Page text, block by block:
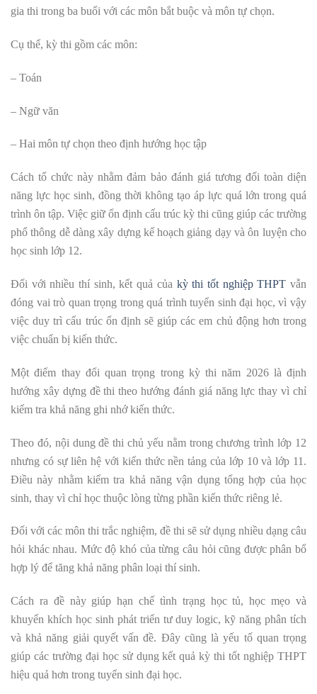
gia thi trong ba buổi với các môn bắt buộc và môn tự chọn.
Cụ thể, kỳ thi gồm các môn:
– Toán
– Ngữ văn
– Hai môn tự chọn theo định hướng học tập
Cách tổ chức này nhằm đảm bảo đánh giá tương đối toàn diện
năng lực học sinh, đồng thời không tạo áp lực quá lớn trong quá
trình ôn tập. Việc giữ ổn định cấu trúc kỳ thi cũng giúp các trường
phổ thông dễ dàng xây dựng kế hoạch giảng dạy và ôn luyện cho
học sinh lớp 12.
Đối với nhiều thí sinh, kết quả của kỳ thi tốt nghiệp THPT vẫn
đóng vai trò quan trọng trong quá trình tuyển sinh đại học, vì vậy
việc duy trì cấu trúc ổn định sẽ giúp các em chủ động hơn trong
việc chuẩn bị kiến thức.
Một điểm thay đổi quan trọng trong kỳ thi năm 2026 là định
hướng xây dựng đề thi theo hướng đánh giá năng lực thay vì chỉ
kiểm tra khả năng ghi nhớ kiến thức.
Theo đó, nội dung đề thi chủ yếu nằm trong chương trình lớp 12
nhưng có sự liên hệ với kiến thức nền tảng của lớp 10 và lớp 11.
Điều này nhằm kiểm tra khả năng vận dụng tổng hợp của học
sinh, thay vì chỉ học thuộc lòng từng phần kiến thức riêng lẻ.
Đối với các môn thi trắc nghiệm, đề thi sẽ sử dụng nhiều dạng câu
hỏi khác nhau. Mức độ khó của từng câu hỏi cũng được phân bổ
hợp lý để tăng khả năng phân loại thí sinh.
Cách ra đề này giúp hạn chế tình trạng học tủ, học mẹo và
khuyến khích học sinh phát triển tư duy logic, kỹ năng phân tích
và khả năng giải quyết vấn đề. Đây cũng là yếu tố quan trọng
giúp các trường đại học sử dụng kết quả kỳ thi tốt nghiệp THPT
hiệu quả hơn trong tuyển sinh đại học.